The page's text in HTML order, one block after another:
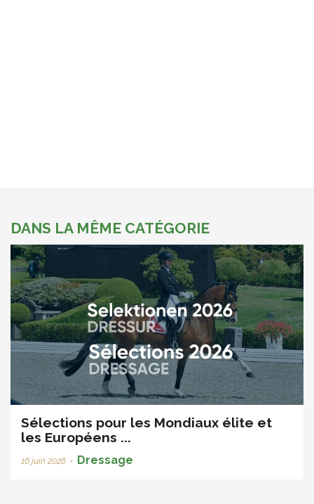
DANS LA MÊME CATÉGORIE
Sélections pour les Mondiaux élite et
les Européens ...
16 juin 2026 • Dressage